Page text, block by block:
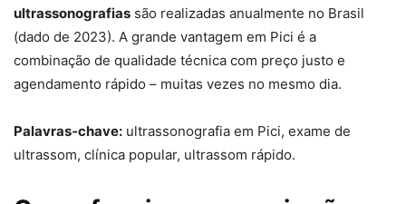
ultrassonografias são realizadas anualmente no Brasil
(dado de 2023). A grande vantagem em Pici é a
combinação de qualidade técnica com preço justo e
agendamento rápido – muitas vezes no mesmo dia.
Palavras‑chave: ultrassonografia em Pici, exame de
ultrassom, clínica popular, ultrassom rápido.